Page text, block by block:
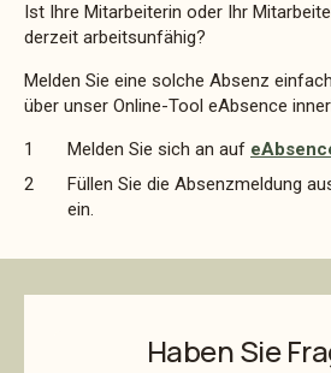
Ist Ihre Mitarbeiterin oder Ihr
derzeit arbeitsunfähig?
Melden Sie eine solche Absenz
über unser Online-Tool eAbsence
Melden Sie sich an auf
Füllen Sie die Absenzmeldung
ein.
Haben Sie